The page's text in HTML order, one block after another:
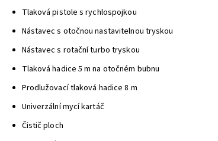
Tlaková pistole s rychlospojkou
Nástavec s otočnou nastavitelnou tryskou
Nástavec s rotační turbo tryskou
Tlaková hadice 5 m na otočném bubnu
Prodlužovací tlaková hadice 8 m
Univerzální mycí kartáč
Čistič ploch